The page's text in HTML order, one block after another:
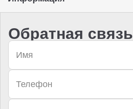
Обратная связь